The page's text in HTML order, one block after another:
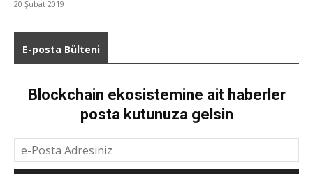
20 Şubat 2019
E-posta Bülteni
Blockchain ekosistemine ait haberler
posta kutunuza gelsin